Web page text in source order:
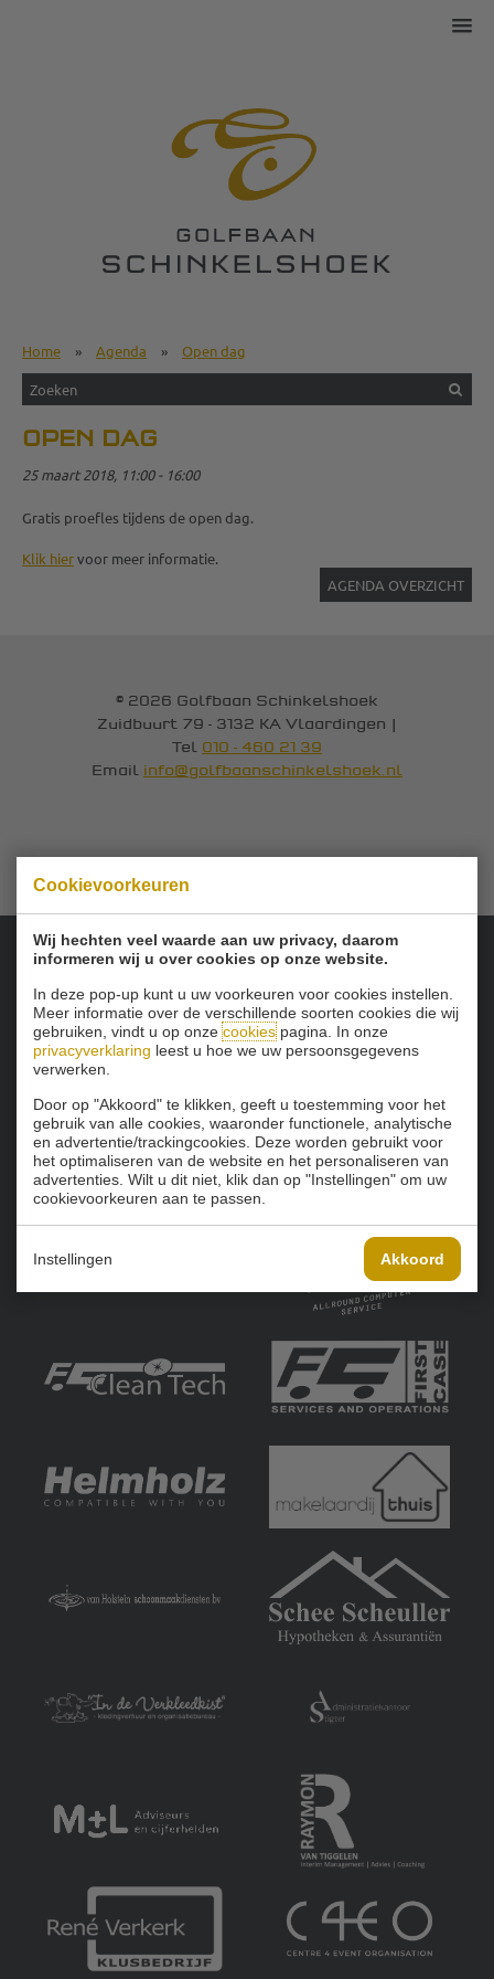
Cookievoorkeuren
Wij hechten veel waarde aan uw privacy, daarom
informeren wij u over cookies op onze website.
In deze pop-up kunt u uw voorkeuren voor cookies instellen.
Meer informatie over de verschillende soorten cookies die wij
gebruiken, vindt u op onzecookiespagina. In onze
privacyverklaring leest u hoe we uw persoonsgegevens
verwerken.
Door op "Akkoord" te klikken, geeft u toestemming voor het
gebruik van alle cookies, waaronder functionele, analytische
en advertentie/trackingcookies. Deze worden gebruikt voor
het optimaliseren van de website en het personaliseren van
advertenties. Wilt u dit niet, klik dan op "Instellingen" om uw
cookievoorkeuren aan te passen.
Instellingen Akkoord
Home » Agenda » Open dag
OPEN DAG
25 maart 2018, 11:00 - 16:00
Gratis proefles tijdens de open dag.
Klik hiervoor meer informatie.
AGENDA OVERZICHT
© 2026 Golfbaan Schinkelshoek
Zuidbuurt 79 - 3132 KA Vlaardingen |
Tel 010 - 460 21 39
Email info@golfbaanschinkelshoek.nl